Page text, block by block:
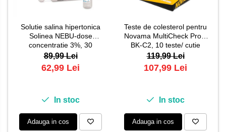
Solutie salina hipertonica
Solinea NEBU-dose
concentratie 3%, 30
monodoze x 5 ml
89,99 Lei
62,99 Lei
In stoc
Adauga in cos
Teste de colesterol pentru
Novama MultiCheck Pro+,
BK-C2, 10 teste/ cutie
119,99 Lei
107,99 Lei
In stoc
Adauga in cos